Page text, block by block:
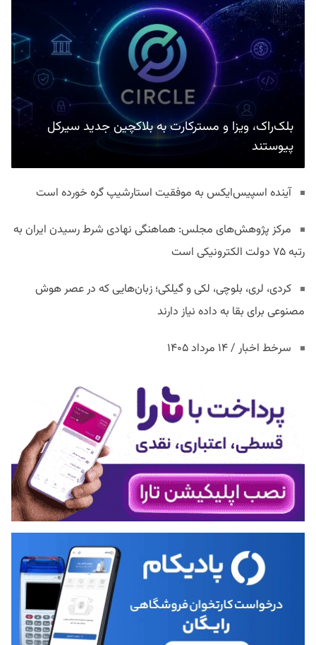
بلک‌راک، ویزا و مسترکارت به بلاکچین جدید سیرکل
پیوستند
آینده اسپیس‌ایکس به موفقیت استارشیپ گره خورده است
مرکز پژوهش‌های مجلس: هماهنگی نهادی شرط رسیدن ایران به
رتبه ۷۵ دولت الکترونیکی است
کردی، لری، بلوچی، لکی و گیلکی؛ زبان‌هایی که در عصر هوش
مصنوعی برای بقا به داده نیاز دارند
سرخط اخبار / ۱۴ مرداد ۱۴۰۵